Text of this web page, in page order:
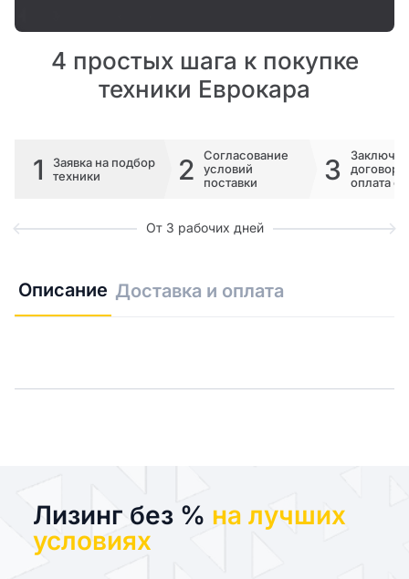
4 простых шага к покупке
техники Еврокара
1
Заявка на подбор
техники
2
Согласование
условий
поставки
3
договора
оплата
От 3 рабочих дней
Описание Доставка и оплата
Лизинг без % на лучших
условиях